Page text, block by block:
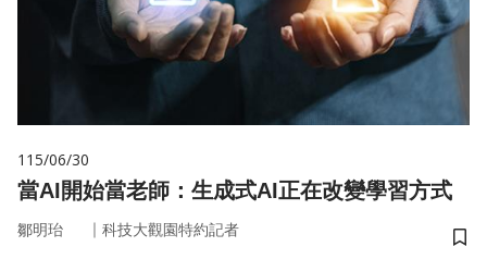
115/06/30
當AI開始當老師：生成式AI正在改變學習方式
鄒明珆 ｜ 科技大觀園特約記者
儲